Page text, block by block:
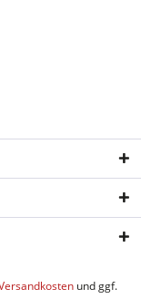
und ggf.